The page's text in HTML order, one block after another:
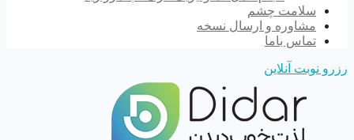
سلامت چشم
مشاوره و ارسال نسخه
تماس باما
رزرو نوبت آنلاین